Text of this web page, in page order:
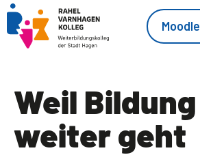
Zum
Inhalt
springen
Moodle
Weil Bildung
weiter geht